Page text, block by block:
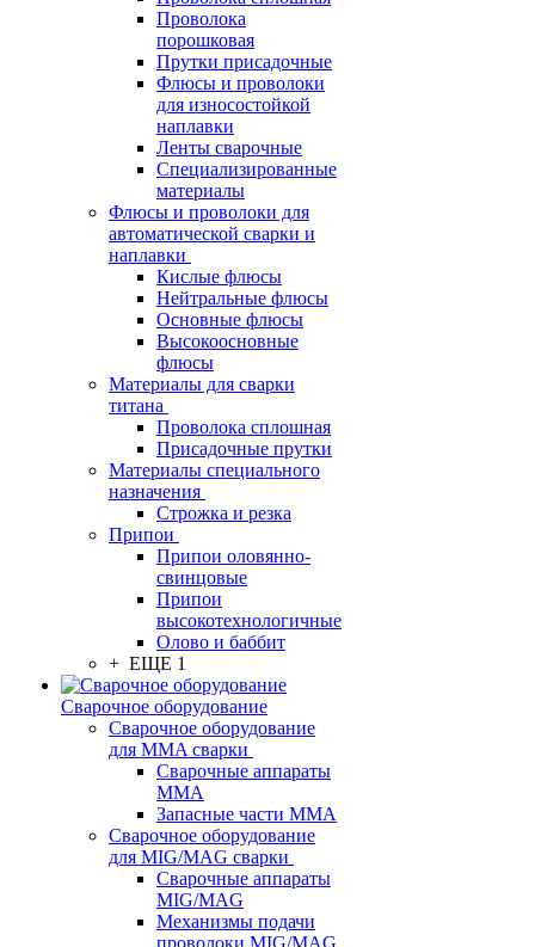
Проволока
порошковая
Прутки присадочные
Флюсы и проволоки
для износостойкой
наплавки
Ленты сварочные
Специализированные
материалы
Флюсы и проволоки для
автоматической сварки и
наплавки
Кислые флюсы
Нейтральные флюсы
Основные флюсы
Высокоосновные
флюсы
Материалы для сварки
титана
Проволока сплошная
Присадочные прутки
Материалы специального
назначения
Строжка и резка
Припои
Припои оловянно-
свинцовые
Припои
высокотехнологичные
Олово и баббит
+ ЕЩЕ 1
Сварочное оборудование
Сварочное оборудование
для MMA сварки
Сварочные аппараты
MMA
Запасные части MMA
Сварочное оборудование
для MIG/MAG сварки
Сварочные аппараты
MIG/MAG
Механизмы подачи
проволоки MIG/MAG